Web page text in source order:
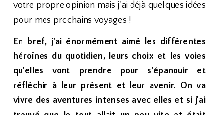
votre propre opinion mais j'ai déjà quelques idées
pour mes prochains voyages !
En bref, j'ai énormément aimé les différentes
héroïnes du quotidien, leurs choix et les voies
qu'elles vont prendre pour s'épanouir et
réfléchir à leur présent et leur avenir. On va
vivre des aventures intenses avec elles et si j'ai